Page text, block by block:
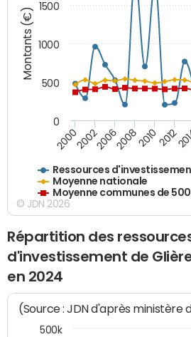
Montants (€)
Ressources
Moyenne nationale
Moyenne communes de
200020022006200820102012
0
500
1000
1500
© JDN 2026
Répartition des
d'investissement de
en 2024
(Source : JDN d'après ministère
500k